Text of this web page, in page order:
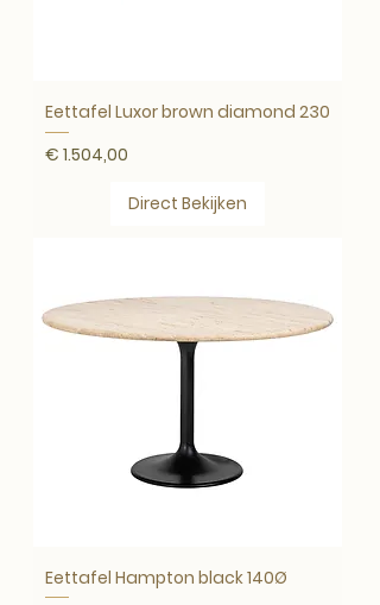
Eettafel Luxor brown diamond 230
Prijs
€ 1.504,00
Direct Bekijken
Eettafel Hampton black 140Ø